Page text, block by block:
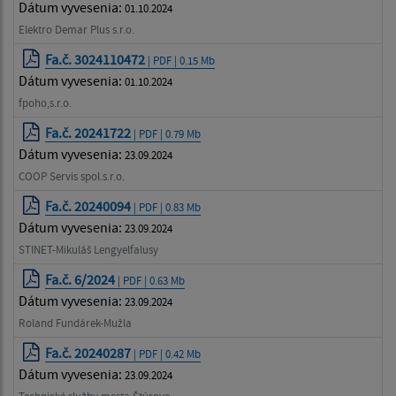
Dátum vyvesenia: 01.10.2024
Elektro Demar Plus s.r.o.
Fa.č. 3024110472 | PDF | 0.15 Mb
Dátum vyvesenia: 01.10.2024
fpoho,s.r.o.
Fa.č. 20241722 | PDF | 0.79 Mb
Dátum vyvesenia: 23.09.2024
COOP Servis spol.s.r.o.
Fa.č. 20240094 | PDF | 0.83 Mb
Dátum vyvesenia: 23.09.2024
STINET-Mikuláš Lengyelfalusy
Fa.č. 6/2024 | PDF | 0.63 Mb
Dátum vyvesenia: 23.09.2024
Roland Fundárek-Mužla
Fa.č. 20240287 | PDF | 0.42 Mb
Dátum vyvesenia: 23.09.2024